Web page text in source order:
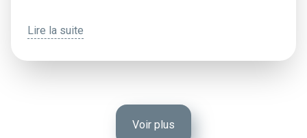
Lire la suite
Voir plus